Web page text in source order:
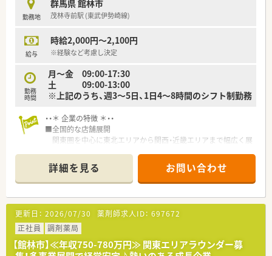
勤務地
群馬県 館林市
茂林寺前駅 (東武伊勢崎線)
給与
時給2,000円～2,100円
※経験など考慮し決定
勤務
時間
月～金 09:00-17:30
土 09:00-13:00
※上記のうち、週3～5日、1日4～8時間のシフト制勤務
・・＊ 企業の特徴 ＊・・
■全国的な店舗展開
関東圏を中心に東北エリアから関西・近畿エリアまで幅広く展
幅広い年齢層の方が活躍されています。
定着率も高く、安定志向の方におすすめです。
■充実の研修制度
基礎～キャリアアップにつながる知識研鑚まで、しっかり身に
つけられる体制です。
■キャリアアップ
薬局長・エリアマネージャーを始め、その方の適性によっては
医療モールの企画開発部門など、様々なジャンルへ挑戦できるフ
ィールドがあります。
詳細を見る お問い合わせ
更新日： 2026/07/30 薬剤師求人ID： 697672
正社員
調剤薬局
【館林市】≪年収750-780万円≫ 関東エリアラウンダー募